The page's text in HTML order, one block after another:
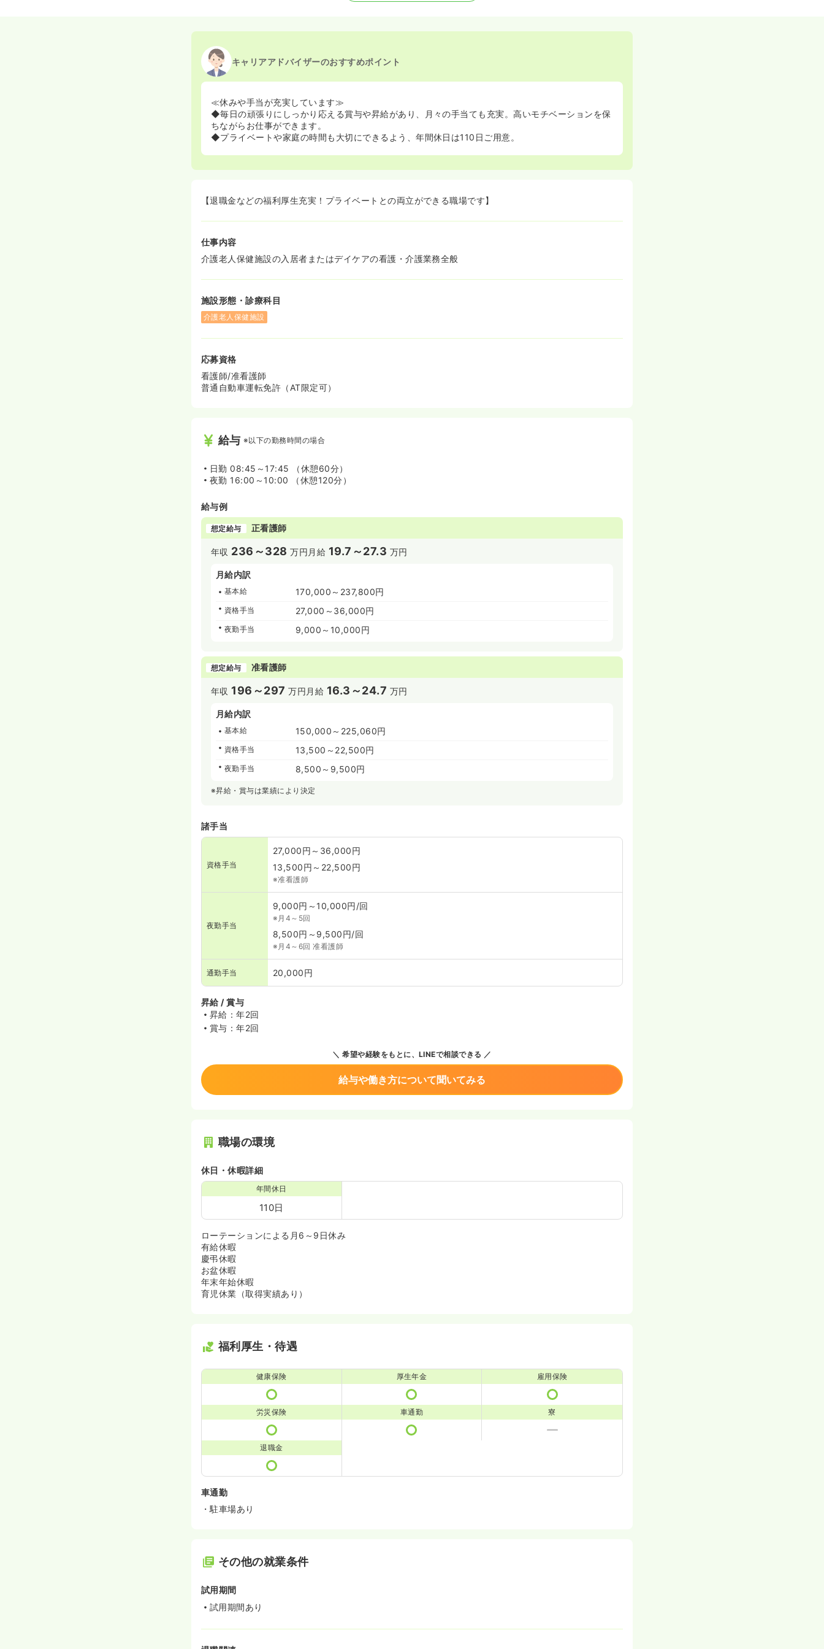
キャリアアドバイザーのおすすめポイント
≪休みや手当が充実しています≫
◆毎日の頑張りにしっかり応える賞与や昇給があり、月々の手当ても充実。高いモチベーションを保
ちながらお仕事ができます。
◆プライベートや家庭の時間も大切にできるよう、年間休日は110日ご用意。
【退職金などの福利厚生充実！プライベートとの両立ができる職場です】
仕事内容
介護老人保健施設の入居者またはデイケアの看護・介護業務全般
施設形態・診療科目
介護老人保健施設
応募資格
看護師/准看護師
普通自動車運転免許（AT限定可）
給与 ※以下の勤務時間の場合
日勤 08:45～17:45 （休憩60分）
夜勤 16:00～10:00 （休憩120分）
給与例
想定給与 正看護師
年収 236～328 万円 月給 19.7～27.3 万円
月給内訳
基本給 170,000～237,800円
資格手当 27,000～36,000円
夜勤手当 9,000～10,000円
想定給与 准看護師
年収 196～297 万円 月給 16.3～24.7 万円
月給内訳
基本給 150,000～225,060円
資格手当 13,500～22,500円
夜勤手当 8,500～9,500円
※昇給・賞与は業績により決定
諸手当
資格手当
27,000円～36,000円
13,500円～22,500円
※准看護師
夜勤手当
9,000円～10,000円/回
※月4～5回
8,500円～9,500円/回
※月4～6回 准看護師
通勤手当 20,000円
昇給 / 賞与
昇給：年2回
賞与：年2回
希望や経験をもとに、LINEで相談できる
給与や働き方について聞いてみる
職場の環境
休日・休暇詳細
年間休日
110日
ローテーションによる月6～9日休み
有給休暇
慶弔休暇
お盆休暇
年末年始休暇
育児休業（取得実績あり）
福利厚生・待遇
健康保険 厚生年金 雇用保険
労災保険 車通勤 寮
退職金
車通勤
・駐車場あり
その他の就業条件
試用期間
試用期間あり